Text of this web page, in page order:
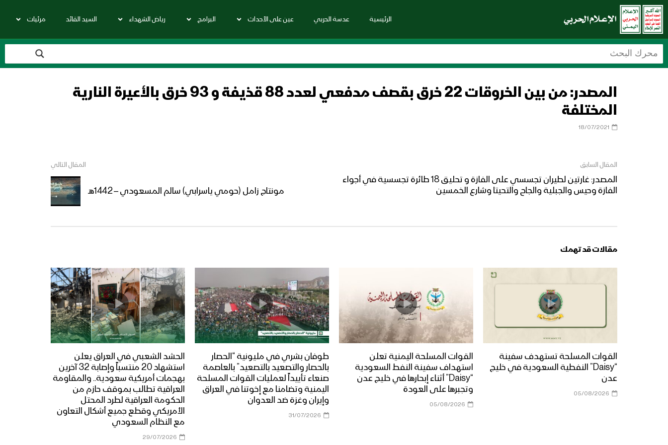
الرئيسية عدسة الحربي عين على الأحداث البرامج رياض الشهداء السيد القائد مرئيات
المصدر: من بين الخروقات 22 خرق بقصف مدفعي لعدد 88 قذيفة و 93 خرق بالأعيرة النارية
المختلفة
18/07/2021
المقال السابق
المصدر: غارتين لطيران تجسسي على الفازة و تحليق 18 طائرة تجسسية في أجواء
الفازة وحيس والجبلية والجاح والتحيتا وشارع الخمسين
المقال التالي
مونتاج زامل (حومي ياسرابي) سالم المسعودي – 1442هـ
مقالات قد تهمك
القوات المسلحة تستهدف سفينة
“Daisy” النفطية السعودية في خليج
عدن
05/08/2026
القوات المسلحة اليمنية تعلن
استهداف سفينة النفط السعودية
“Daisy” أثناء إبحارها في خليج عدن
وتجبرها على العودة
05/08/2026
طوفان بشري في مليونية “الحصار
بالحصار والتصعيد بالتصعيد” بالعاصمة
صنعاء تأييداً لعمليات القوات المسلحة
اليمنية وتضامنا مع إخوتنا في العراق
وإيران وغزة ضد العدوان
31/07/2026
الحشد الشعبي في العراق يعلن
استشهاد 20 منتسباً وإصابة 32 آخرين
بهجمات أمريكية سعودية.. والمقاومة
العراقية تطالب بموقف حازم من
الحكومة العراقية لطرد المحتل
الأمريكي وقطع جميع أشكال التعاون
مع النظام السعودي
29/07/2026